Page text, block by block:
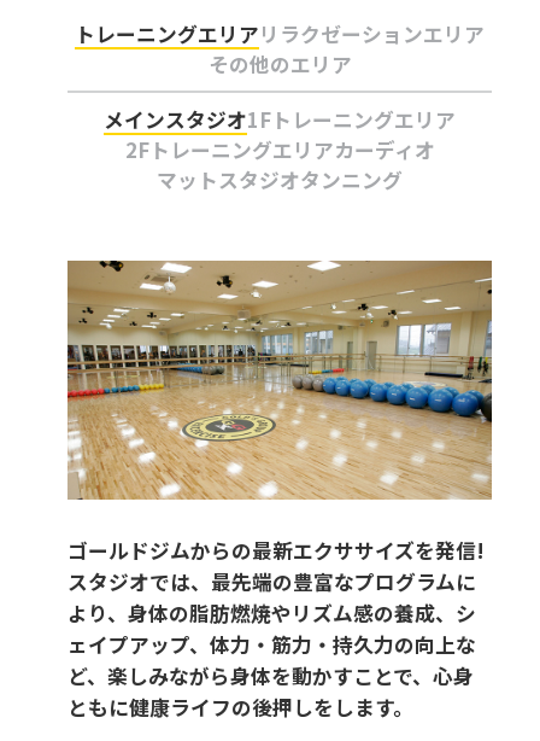
トレーニングエリアリラクゼーションエリア
その他のエリア
メインスタジオ1Fトレーニングエリア
2Fトレーニングエリアカーディオ
マットスタジオタンニング
ゴールドジムからの最新エクササイズを発信!
スタジオでは、最先端の豊富なプログラムに
より、身体の脂肪燃焼やリズム感の養成、シ
ェイプアップ、体力・筋力・持久力の向上な
ど、楽しみながら身体を動かすことで、心身
ともに健康ライフの後押しをします。